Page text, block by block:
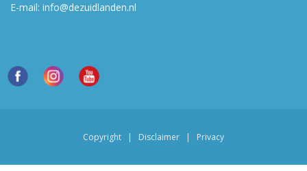
E-mail: info@dezuidlanden.nl
Copyright | Disclaimer | Privacy